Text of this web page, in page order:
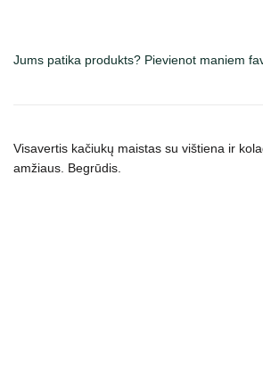
maistas
daudzums
Jums patika produkts? Pievienot maniem
Visavertis kačiukų maistas su vištiena ir
amžiaus. Begrūdis.